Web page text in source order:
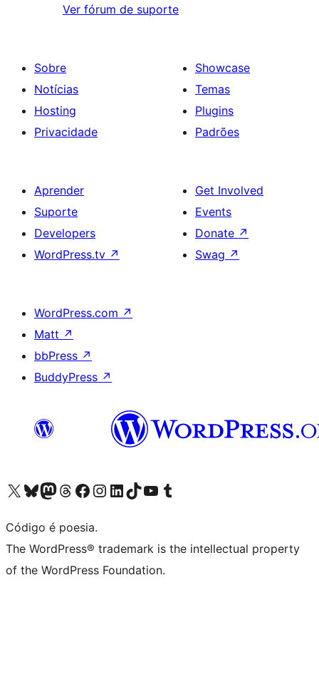
Ver fórum de suporte
Sobre
Notícias
Hosting
Privacidade
Showcase
Temas
Plugins
Padrões
Aprender
Suporte
Developers
WordPress.tv ↗
Get Involved
Events
Donate ↗
Swag ↗
WordPress.com ↗
Matt ↗
bbPress ↗
BuddyPress ↗
Visite a nossa conta X (antigo Twitter)
Visit our Bluesky account
Visit our Mastodon account
Visit our Threads account
Visite a nossa página do Facebook
Visite a nossa conta no Instagram
Visite a nossa conta no LinkedIn
Visit our TikTok account
Visit our YouTube channel
Visit our Tumblr account
Código é poesia.
The WordPress® trademark is the intellectual property
of the WordPress Foundation.